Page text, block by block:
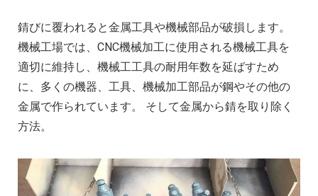
錆びに覆われると金属工具や機械部品が破損します。
機械工場では、CNC機械加工に使用される機械工具を
適切に維持し、機械工工具の耐用年数を延ばすため
に、多くの機器、工具、機械加工部品が鋼やその他の
金属で作られています。 そして金属から錆を取り除く
方法。